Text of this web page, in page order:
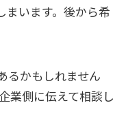
まいます。後から希
るかもしれません
業側に伝えて相談し